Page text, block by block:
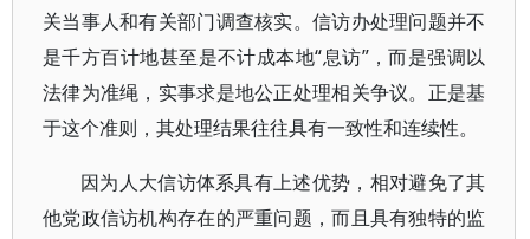
关当事人和有关部门调查核实。信访办处理问题并不
是千方百计地甚至是不计成本地“息访”，而是强调以
法律为准绳，实事求是地公正处理相关争议。正是基
于这个准则，其处理结果往往具有一致性和连续性。
因为人大信访体系具有上述优势，相对避免了其
他党政信访机构存在的严重问题，而且具有独特的监